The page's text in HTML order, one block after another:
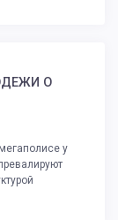
О
у